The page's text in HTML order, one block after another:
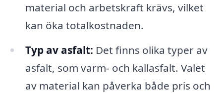
material och arbetskraft krävs, vilket
kan öka totalkostnaden.
Typ av asfalt: Det finns olika typer av
asfalt, som varm- och kallasfalt. Valet
av material kan påverka både pris och